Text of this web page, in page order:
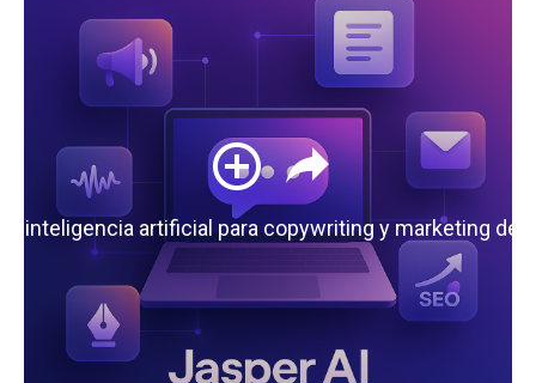
la inteligencia artificial para copywriting y marketing de